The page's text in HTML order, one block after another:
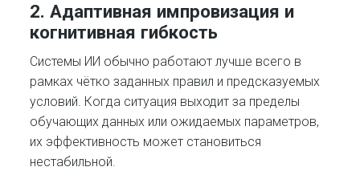
2. Адаптивная импровизация и
когнитивная гибкость
Системы ИИ обычно работают лучше всего в
рамках чётко заданных правил и предсказуемых
условий. Когда ситуация выходит за пределы
обучающих данных или ожидаемых параметров,
их эффективность может становиться
нестабильной.